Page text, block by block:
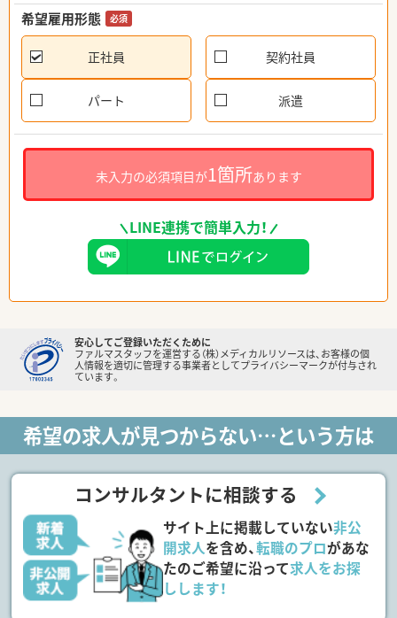
希望雇用形態 必須
正社員 契約社員
パート 派遣
未入力の必須項目が1箇所あります
LINE連携で簡単入力！
安心してご登録いただくために
ファルマスタッフを運営する（株）メディカルリソースは、お客様の個
人情報を適切に管理する事業者としてプライバシーマークが付与され
ています。
希望の求人が見つからない…という方は
コンサルタントに相談する
サイト上に掲載していない非公
開求人を含め、転職のプロがあな
たのご希望に沿って求人をお探
しします！